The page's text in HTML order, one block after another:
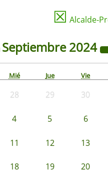
☒ Alcalde-
Septiembre2024
Mié Jue Vie
28 29 30
4 5 6
11 12 13
18 19 20